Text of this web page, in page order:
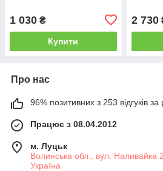
1 030 ₴
Купити
2 730
Про нас
96% позитивних з 253 відгуків за
Працює з 08.04.2012
м. Луцьк
Волинська обл., вул. Наливайка
Україна